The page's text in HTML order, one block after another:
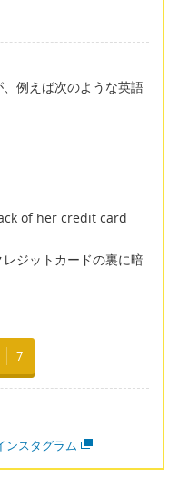
例えば次のような英語
of her credit card
ジットカードの裏に暗
7
ンスタグラム